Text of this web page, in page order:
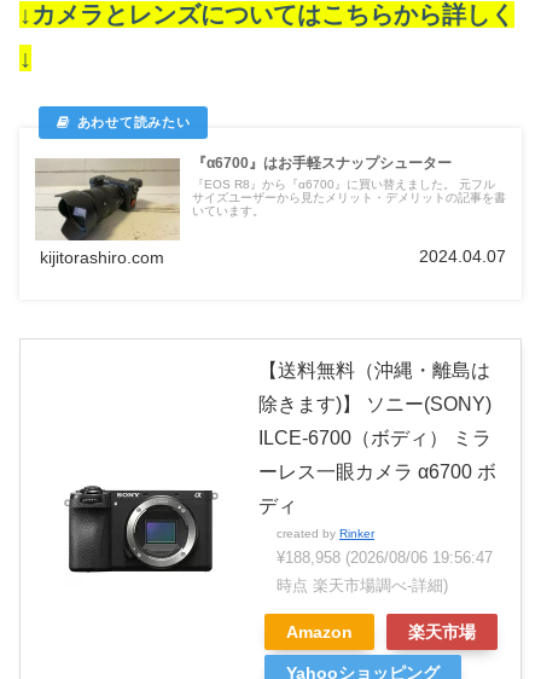
↓カメラとレンズについてはこちらから詳しく
↓
『α6700』はお手軽スナップシューター
『EOS R8』から『α6700』に買い替えました。 元フル
サイズユーザーから見たメリット・デメリットの記事を書
いています。
kijitorashiro.com 2024.04.07
【送料無料（沖縄・離島は
除きます)】 ソニー(SONY)
ILCE-6700（ボディ） ミラ
ーレス一眼カメラ α6700 ボ
ディ
created by Rinker
¥188,958 (2026/08/06 19:56:47
時点 楽天市場調べ-詳細)
Amazon 楽天市場
Yahooショッピング